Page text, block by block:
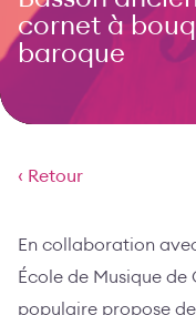
cornet à
baroque
‹ Retour
En collaboration
École de Musique
populaire propose